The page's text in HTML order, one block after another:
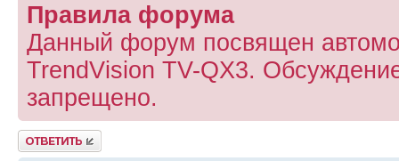
Правила форума
Данный форум посвящен
TrendVision TV-QX3.
запрещено.
Ответить